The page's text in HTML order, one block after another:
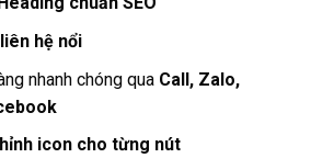
hệ nổi
nhanh chóng qua Call, Zalo,
icon cho từng nút